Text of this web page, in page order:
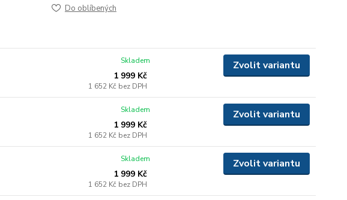
Do oblíbených
1 999 Kč
1 652 Kč bez DPH
Skladem Zvolit variantu
1 999 Kč
1 652 Kč bez DPH
Skladem Zvolit variantu
1 999 Kč
1 652 Kč bez DPH
Skladem Zvolit variantu